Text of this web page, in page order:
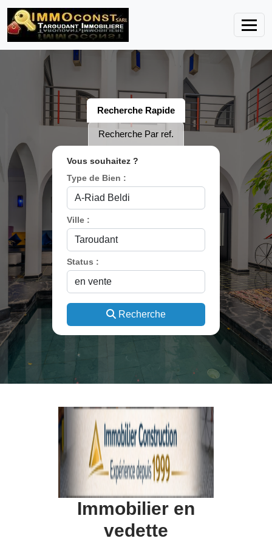
Recherche Rapide
Recherche Par ref.
Vous souhaitez ?
Type de Bien :
Ville :
Status :
Recherche
Immobilier en
vedette